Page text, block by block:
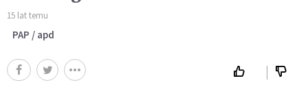
15 lat temu
PAP / apd